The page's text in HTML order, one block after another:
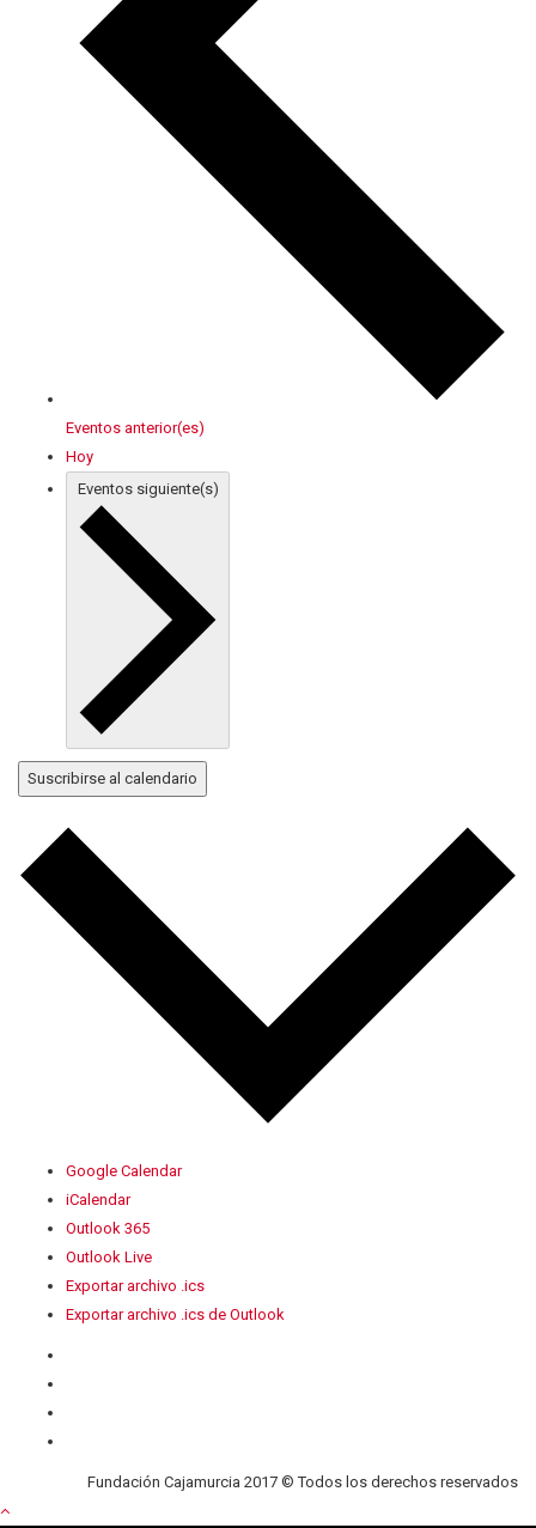
Eventos anterior(es)
Hoy
Eventossiguiente(s)
Suscribirse al calendario
Google Calendar
iCalendar
Outlook 365
Outlook Live
Exportar archivo .ics
Exportar archivo .ics de Outlook
Fundación Cajamurcia 2017 © Todos los derechos reservados